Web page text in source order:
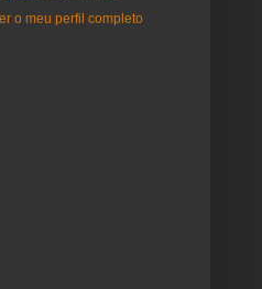
o meu perfil completo